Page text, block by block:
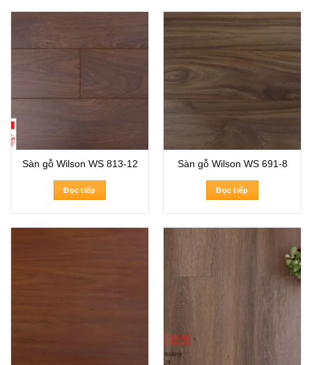
Sàn gỗ Wilson WS 813-12
Đọc tiếp
Sàn gỗ Wilson WS 691-8
Đọc tiếp